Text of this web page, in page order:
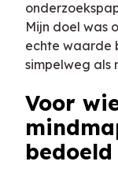
Mijn doel was
echte waarde
simpelweg als
Voor